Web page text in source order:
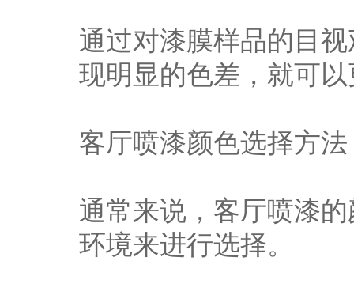
通过对漆膜样品的目
现明显的色差，就可
客厅喷漆颜色选择方法
通常来说，客厅喷漆
环境来进行选择。